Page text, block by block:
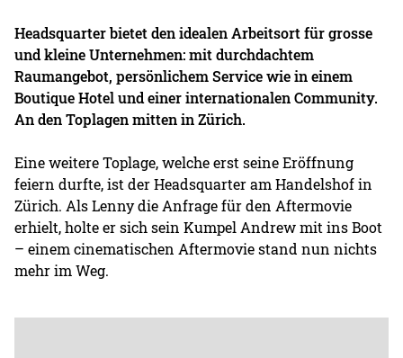
Headsquarter bietet den idealen Arbeitsort für grosse
und kleine Unternehmen: mit durchdachtem
Raumangebot, persönlichem Service wie in einem
Boutique Hotel und einer internationalen Community.
An den Toplagen mitten in Zürich.
Eine weitere Toplage, welche erst seine Eröffnung
feiern durfte, ist der Headsquarter am Handelshof in
Zürich. Als Lenny die Anfrage für den Aftermovie
erhielt, holte er sich sein Kumpel Andrew mit ins Boot
– einem cinematischen Aftermovie stand nun nichts
mehr im Weg.